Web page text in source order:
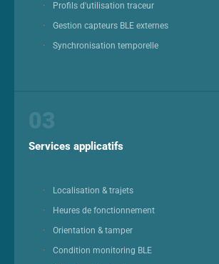
Profils d'utilisation traceur
Gestion capteurs BLE externes
Synchronisation temporelle
03
Services applicatifs
Localisation & trajets
Heures de fonctionnement
Orientation & tamper
Condition monitoring BLE